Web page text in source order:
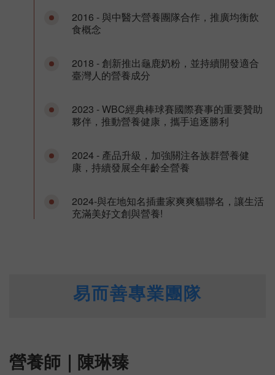
2016 - 與中醫大營養團隊合作，推廣均衡飲
食概念
2018 - 創新推出龜鹿奶粉，並持續開發適合
臺灣人的營養成分
2023 - WBC經典棒球賽國際賽事的重要贊助
夥伴，推動營養健康，攜手追逐勝利
2024 - 產品升級，加強關注各族群營養健
康，持續發展全年齡全營養
2024-與在地知名插畫家爽爽貓聯名，讓生活
充滿美好文創與營養!
易而善專業團隊
營養師｜陳琳臻